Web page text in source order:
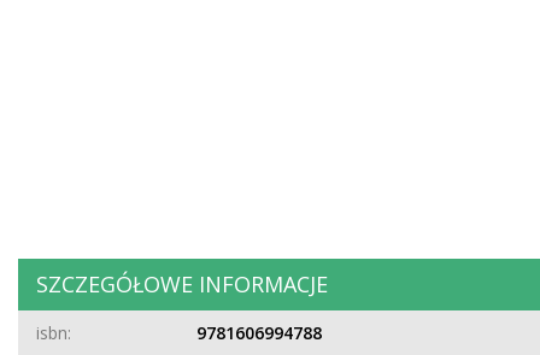
SZCZEGÓŁOWE INFORMACJE
isbn:
9781606994788